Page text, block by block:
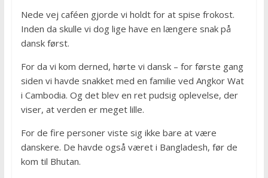
Nede vej caféen gjorde vi holdt for at spise frokost.
Inden da skulle vi dog lige have en længere snak på
dansk først.
For da vi kom derned, hørte vi dansk – for første gang
siden vi havde snakket med en familie ved Angkor Wat
i Cambodia. Og det blev en ret pudsig oplevelse, der
viser, at verden er meget lille.
For de fire personer viste sig ikke bare at være
danskere. De havde også været i Bangladesh, før de
kom til Bhutan.